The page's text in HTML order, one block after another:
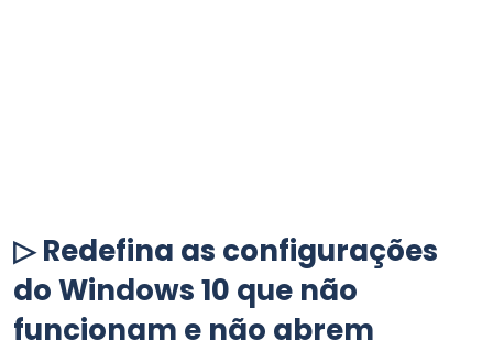
▷ Redefina as configurações
do Windows 10 que não
funcionam e não abrem